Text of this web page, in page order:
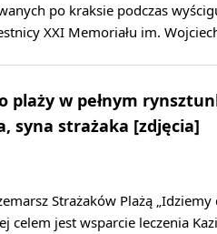
po kraksie podczas
XXI Memoriału im.
plaży w pełnym
syna strażaka [zdjęcia]
Strażaków Plażą
celem jest wsparcie leczenia